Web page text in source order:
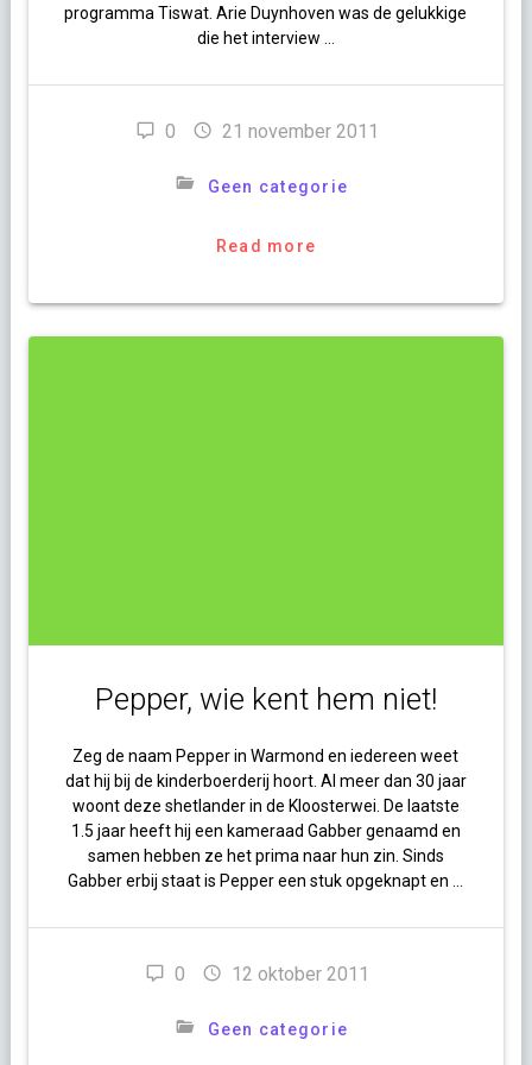
programma Tiswat. Arie Duynhoven was de gelukkige
die het interview …
0 21 november 2011
Geen categorie
Read more
Pepper, wie kent hem niet!
Zeg de naam Pepper in Warmond en iedereen weet
dat hij bij de kinderboerderij hoort. Al meer dan 30 jaar
woont deze shetlander in de Kloosterwei. De laatste
1.5 jaar heeft hij een kameraad Gabber genaamd en
samen hebben ze het prima naar hun zin. Sinds
Gabber erbij staat is Pepper een stuk opgeknapt en …
0 12 oktober 2011
Geen categorie